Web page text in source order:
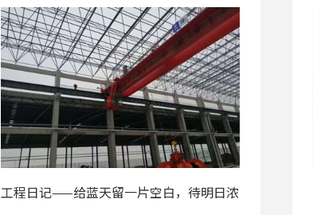
工程日记——给蓝天留一片空白，待明日浓
墨重彩。